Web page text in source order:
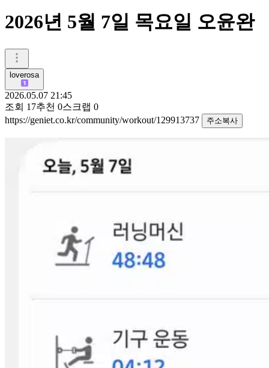
2026년 5월 7일 목요일 오윤완
loverosa
2026.05.07 21:45
조회 17추천 0스크랩 0
https://geniet.co.kr/community/workout/129913737
주소복사